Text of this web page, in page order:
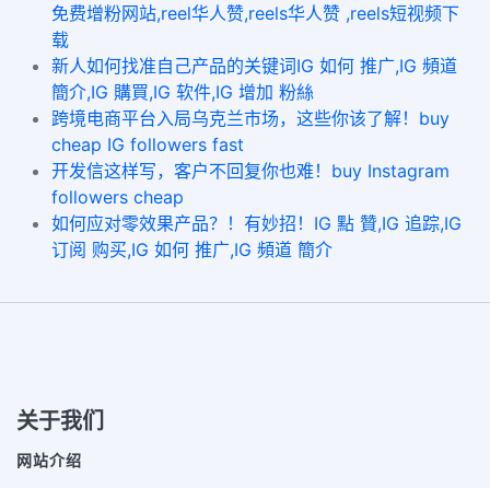
免费增粉网站,reel华人赞,reels华人赞 ,reels短视频下
载
新人如何找准自己产品的关键词IG 如何 推广,IG 頻道
簡介,IG 購買,IG 软件,IG 增加 粉絲
跨境电商平台入局乌克兰市场，这些你该了解！buy
cheap IG followers fast
开发信这样写，客户不回复你也难！buy Instagram
followers cheap
如何应对零效果产品？！有妙招！IG 點 贊,IG 追踪,IG
订阅 购买,IG 如何 推广,IG 頻道 簡介
关于我们
网站介绍